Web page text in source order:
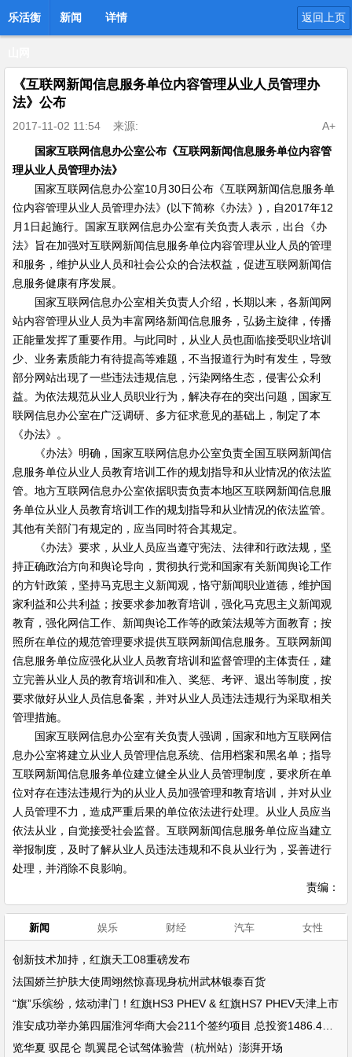
乐活衡 新闻 详情 返回上页
《互联网新闻信息服务单位内容管理从业人员管理办
法》公布
2017-11-02 11:54 来源:
A+
国家互联网信息办公室公布《互联网新闻信息服务单位内容管
理从业人员管理办法》
国家互联网信息办公室10月30日公布《互联网新闻信息服务单
位内容管理从业人员管理办法》(以下简称《办法》)，自2017年12
月1日起施行。国家互联网信息办公室有关负责人表示，出台《办
法》旨在加强对互联网新闻信息服务单位内容管理从业人员的管理
和服务，维护从业人员和社会公众的合法权益，促进互联网新闻信
息服务健康有序发展。
国家互联网信息办公室相关负责人介绍，长期以来，各新闻网
站内容管理从业人员为丰富网络新闻信息服务，弘扬主旋律，传播
正能量发挥了重要作用。与此同时，从业人员也面临接受职业培训
少、业务素质能力有待提高等难题，不当报道行为时有发生，导致
部分网站出现了一些违法违规信息，污染网络生态，侵害公众利
益。为依法规范从业人员职业行为，解决存在的突出问题，国家互
联网信息办公室在广泛调研、多方征求意见的基础上，制定了本
《办法》。
《办法》明确，国家互联网信息办公室负责全国互联网新闻信
息服务单位从业人员教育培训工作的规划指导和从业情况的依法监
管。地方互联网信息办公室依据职责负责本地区互联网新闻信息服
务单位从业人员教育培训工作的规划指导和从业情况的依法监管。
其他有关部门有规定的，应当同时符合其规定。
《办法》要求，从业人员应当遵守宪法、法律和行政法规，坚
持正确政治方向和舆论导向，贯彻执行党和国家有关新闻舆论工作
的方针政策，坚持马克思主义新闻观，恪守新闻职业道德，维护国
家利益和公共利益；按要求参加教育培训，强化马克思主义新闻观
教育，强化网信工作、新闻舆论工作等的政策法规等方面教育；按
照所在单位的规范管理要求提供互联网新闻信息服务。互联网新闻
信息服务单位应强化从业人员教育培训和监督管理的主体责任，建
立完善从业人员的教育培训和准入、奖惩、考评、退出等制度，按
要求做好从业人员信息备案，并对从业人员违法违规行为采取相关
管理措施。
国家互联网信息办公室有关负责人强调，国家和地方互联网信
息办公室将建立从业人员管理信息系统、信用档案和黑名单；指导
互联网新闻信息服务单位建立健全从业人员管理制度，要求所在单
位对存在违法违规行为的从业人员加强管理和教育培训，并对从业
人员管理不力，造成严重后果的单位依法进行处理。从业人员应当
依法从业，自觉接受社会监督。互联网新闻信息服务单位应当建立
举报制度，及时了解从业人员违法违规和不良从业行为，妥善进行
处理，并消除不良影响。
责编：
新闻 娱乐 财经 汽车 女性
创新技术加持，红旗天工08重磅发布
法国娇兰护肤大使周翊然惊喜现身杭州武林银泰百货
“旗”乐缤纷，炫动津门！红旗HS3 PHEV & 红旗HS7 PHEV天津上市
览华夏 驭昆仑 凯翼昆仑试驾体验营（杭州站）澎湃开场